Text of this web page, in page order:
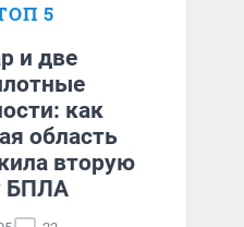
5
и две
как
область
вторую
БПЛА